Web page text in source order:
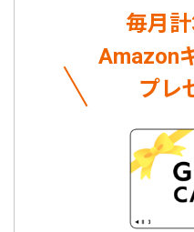
毎月
Amazon
プレ